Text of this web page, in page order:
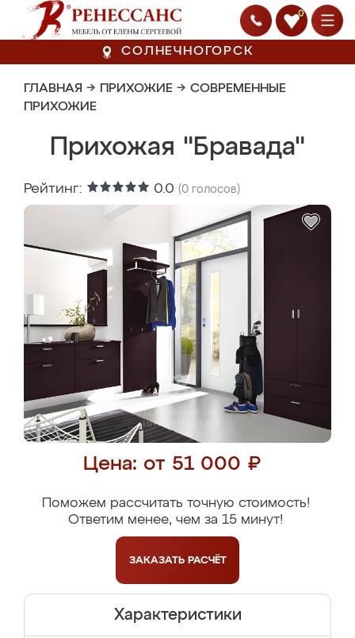
0
СОЛНЕЧНОГОРСК
ГЛАВНАЯ → ПРИХОЖИЕ → СОВРЕМЕННЫЕ
ПРИХОЖИЕ
Прихожая "Бравада"
Рейтинг: 0.0 (0 голосов)
Цена: от 51 000 ₽
Поможем рассчитать точную стоимость!
Ответим менее, чем за 15 минут!
ЗАКАЗАТЬ РАСЧЁТ
Характеристики